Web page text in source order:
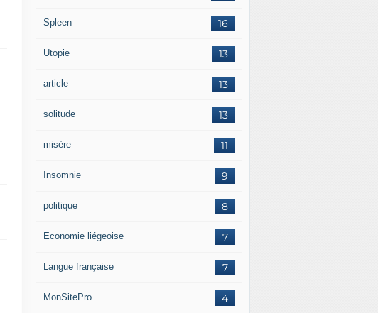
16
Spleen
13
Utopie
13
article
13
solitude
11
misère
9
Insomnie
8
politique
7
Economie liégeoise
7
Langue française
4
MonSitePro